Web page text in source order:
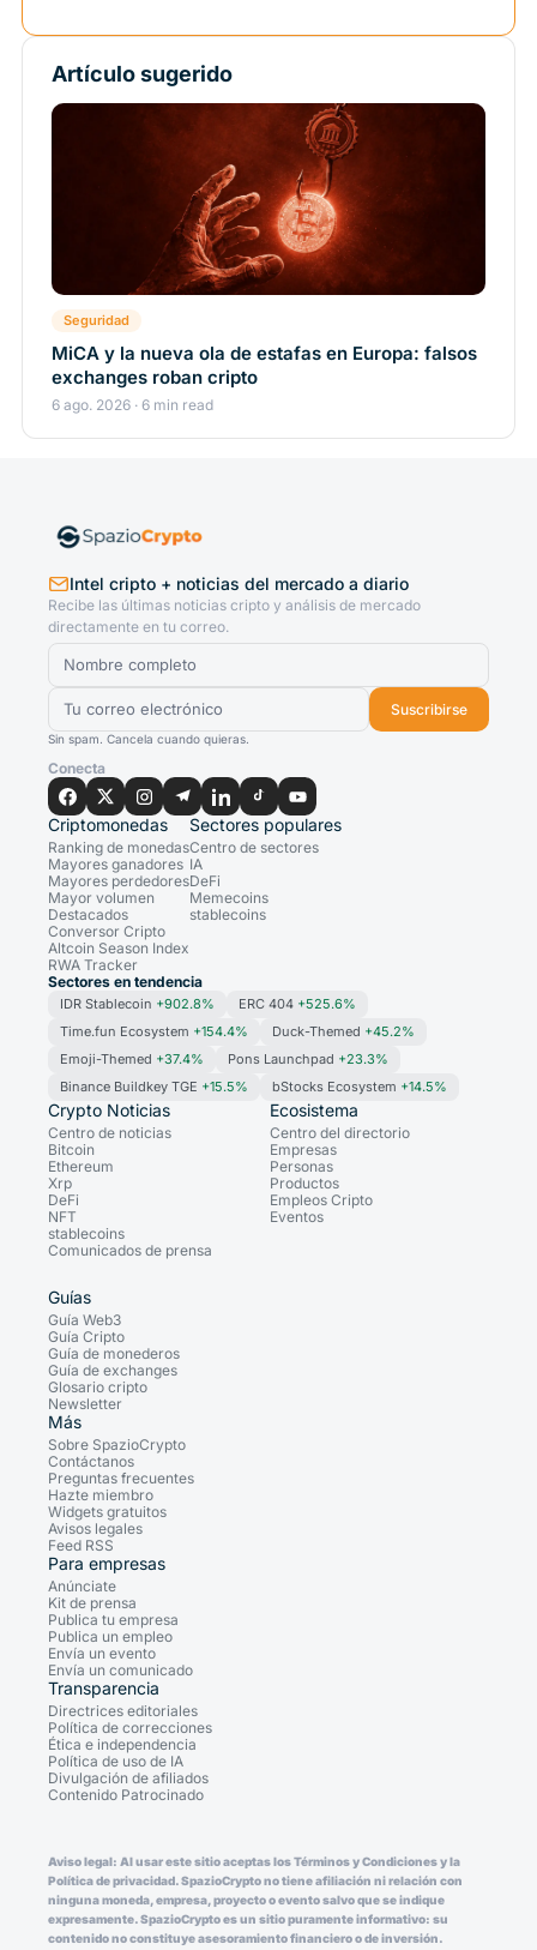
Artículo sugerido
Seguridad
MiCA y la nueva ola de estafas en Europa: falsos
exchanges roban cripto
6 ago. 2026 · 6 min read
Intel cripto + noticias del mercado a diario
Recibe las últimas noticias cripto y análisis de mercado
directamente en tu correo.
Suscribirse
Sin spam. Cancela cuando quieras.
Conecta
Criptomonedas
Ranking de monedas
Mayores ganadores
Mayores perdedores
Mayor volumen
Destacados
Conversor Cripto
Altcoin Season Index
RWA Tracker
Sectores populares
Centro de sectores
IA
DeFi
Memecoins
stablecoins
Sectores en tendencia
IDR Stablecoin +902.8% ERC 404 +525.6%
Time.fun Ecosystem +154.4% Duck-Themed +45.2%
Emoji-Themed +37.4% Pons Launchpad +23.3%
Binance Buildkey TGE +15.5% bStocks Ecosystem +14.5%
Crypto Noticias
Centro de noticias
Bitcoin
Ethereum
Xrp
DeFi
NFT
stablecoins
Comunicados de prensa
Ecosistema
Centro del directorio
Empresas
Personas
Productos
Empleos Cripto
Eventos
Guías
Guía Web3
Guía Cripto
Guía de monederos
Guía de exchanges
Glosario cripto
Newsletter
Más
Sobre SpazioCrypto
Contáctanos
Preguntas frecuentes
Hazte miembro
Widgets gratuitos
Avisos legales
Feed RSS
Para empresas
Anúnciate
Kit de prensa
Publica tu empresa
Publica un empleo
Envía un evento
Envía un comunicado
Transparencia
Directrices editoriales
Política de correcciones
Ética e independencia
Política de uso de IA
Divulgación de afiliados
Contenido Patrocinado
Aviso legal: Al usar este sitio aceptas los Términos y Condiciones y la
Política de privacidad. SpazioCrypto no tiene afiliación ni relación con
ninguna moneda, empresa, proyecto o evento salvo que se indique
expresamente. SpazioCrypto es un sitio puramente informativo: su
contenido no constituye asesoramiento financiero o de inversión.